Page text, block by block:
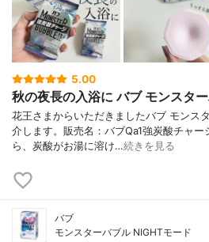
5.00
秋の夜長の入浴に バブ モンスタ
花王さまからいただきましたバブ モンス
介します。販売名：バブQa1強炭酸チャ
ら、炭酸がお湯に溶け…続きを見る
バブ
モンスターバブル NIGHTモード